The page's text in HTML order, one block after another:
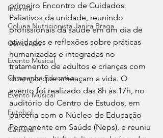
Informe
Coluna Nutricionista Janira Braga
Concursos
Evento Musical
Campanha Educativa
Evento Musical
Futebol
Carnaval
primeiro Encontro de Cuidados
Paliativos da unidade, reunindo
profissionais da saúde em um dia de
atividades e reflexões sobre práticas
humanizadas e integradas no
tratamento de adultos e crianças com
doenças que ameaçam a vida. O
evento foi realizado das 8h às 17h, no
auditório do Centro de Estudos, em
parceria com o Núcleo de Educação
Permanente em Saúde (Neps), e reuniu